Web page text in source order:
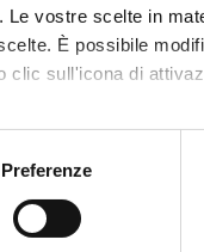
vostre scelte in
È possibile
clic sull'icona di
posizione geografica,
Preferenzea
Grandangolo,
grandangolo/